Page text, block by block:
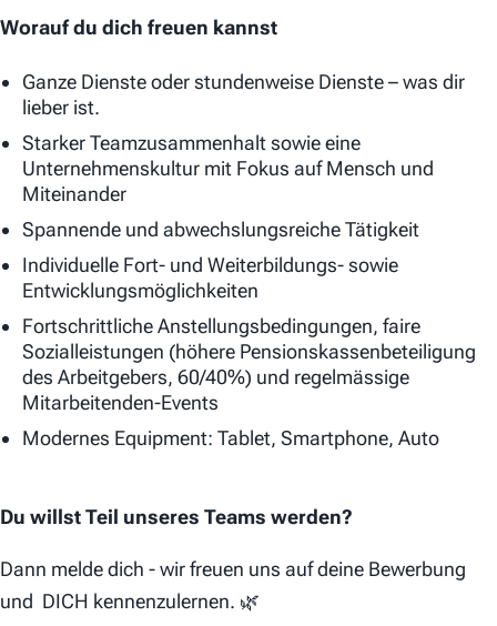
Worauf du dich freuen kannst
Ganze Dienste oder stundenweise Dienste – was dir
lieber ist.
Starker Teamzusammenhalt sowie eine
Unternehmenskultur mit Fokus auf Mensch und
Miteinander
Spannende und abwechslungsreiche Tätigkeit
Individuelle Fort- und Weiterbildungs- sowie
Entwicklungsmöglichkeiten
Fortschrittliche Anstellungsbedingungen, faire
Sozialleistungen (höhere Pensionskassenbeteiligung
des Arbeitgebers, 60/40%) und regelmässige
Mitarbeitenden-Events
Modernes Equipment: Tablet, Smartphone, Auto
Du willst Teil unseres Teams werden?
Dann melde dich - wir freuen uns auf deine Bewerbung
und DICH kennenzulernen. 🌿